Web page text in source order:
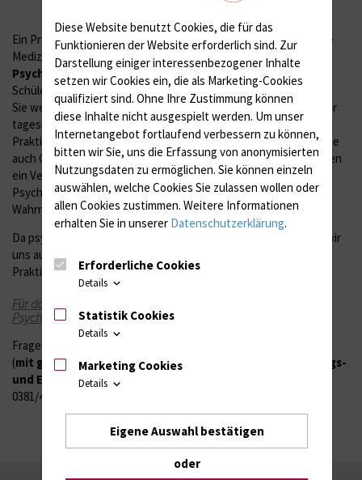
Ein Praktikum bzw. Famulatur in der Klinik für Psychosomatische
Medizin und Psychotherapie können Sie machen, wenn Sie
Psychologie, Psychotherapie oder Medizin
studieren.
Schülerpraktika sind leider nicht möglich.
Sie werden den Ablauf einer Psychotherapie im stationären oder
tagesklinischen Setting kennenlernen. Wir ermöglichen den
Praktikanten Einblicke in alle Therapiebausteine, evtl. können Sie
auch Co-therapeutische Aufgaben übernehmen. Wir wollen Ihnen
ein Verständnis für die multiprofessionelle Behandlung von
Psychotherapiepatienten nahebringen und sehen Sie mit Ihrer
Wahrnehmung als wichtige Bereicherung an.
Da psychotherapeutische Prozesse länger dauern, wünschen wir
uns auch möglichst längere Praktika. Voraussetzung für ein
Praktikum/Famulatur ist, dass Sie gegen Masern geimpft sind.
Für das Jahr 2026 gibt es keine Praktikumsplätze mehr für
Psychologie-/Psychotherapiestudenten .
Fragen zu einem Praktikum und vollständige Bewerbungen
(mit genauem Wunschtermin für ein Praktikum mit Anfangs-
und Enddatum) richten Sie bitte an
0381/494 44655
Diese Website benutzt Cookies, die für das
Funktionieren der Website erforderlich sind. Zur
Darstellung einiger interessenbezogener Inhalte
setzen wir Cookies ein, die als Marketing-Cookies
qualifiziert sind. Ohne Ihre Zustimmung können
diese Inhalte nicht ausgespielt werden. Um unser
Internetangebot fortlaufend verbessern zu können,
bitten wir Sie, uns die Erfassung von anonymisierten
Nutzungsdaten zu ermöglichen. Sie können einzeln
auswählen, welche Cookies Sie zulassen wollen oder
allen Cookies zustimmen. Weitere Informationen
erhalten Sie in unserer Datenschutzerklärung.
Erforderliche Cookies
Details
Statistik Cookies
Details
Marketing Cookies
Details
Eigene Auswahl bestätigen
oder